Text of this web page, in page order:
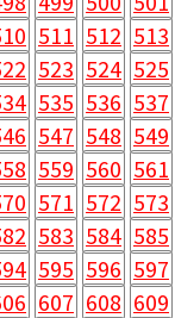
511 512 513
523 524 525
535 536 537
547 548 549
559 560 561
571 572 573
583 584 585
595 596 597
607 608 609